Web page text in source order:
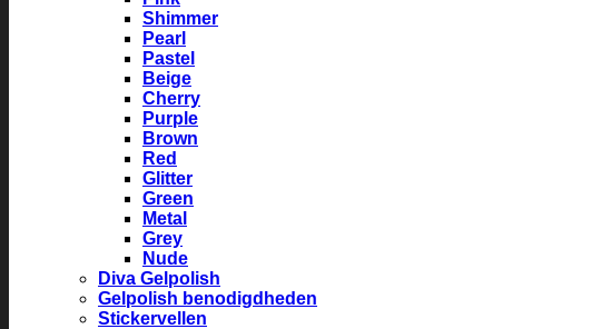
Shimmer
Pearl
Pastel
Beige
Cherry
Purple
Brown
Red
Glitter
Green
Metal
Grey
Nude
Diva Gelpolish
Gelpolish benodigdheden
Stickervellen